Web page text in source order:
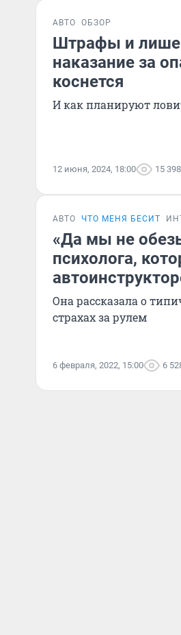
АВТО ОБЗОР
Штрафы и
наказание за
коснется
И как планируют
12 июня, 2024, 18:00 15 398
АВТО ЧТО МЕНЯ БЕСИТ
«Да мы не
психолога,
Она рассказала о
страхах за рулем
6 февраля, 2022, 15:00 6